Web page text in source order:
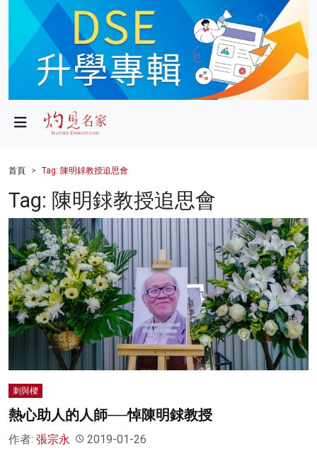
政局
財經
健康
商業
科技
影片
名家榜
灼見活動
關於我們
首頁 Tag: 陳明銶教授追思會
Tag: 陳明銶教授追思會
刺與樑
熱心助人的人師──悼陳明銶教授
作者: 張宗永 2019-01-26